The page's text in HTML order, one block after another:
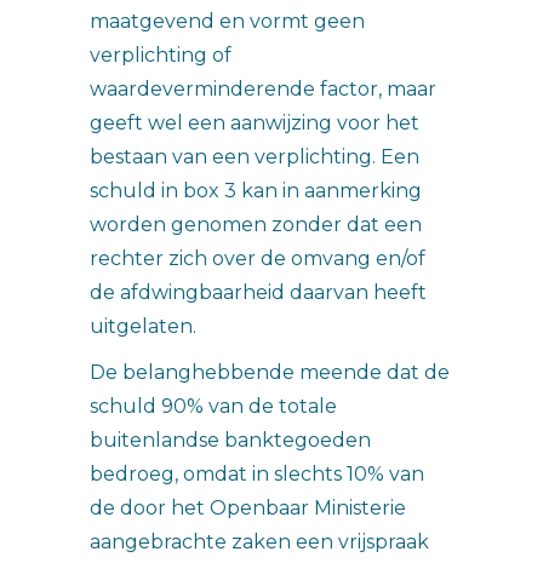
maatgevend en vormt geen
verplichting of
waardeverminderende factor, maar
geeft wel een aanwijzing voor het
bestaan van een verplichting. Een
schuld in box 3 kan in aanmerking
worden genomen zonder dat een
rechter zich over de omvang en/of
de afdwingbaarheid daarvan heeft
uitgelaten.
De belanghebbende meende dat de
schuld 90% van de totale
buitenlandse banktegoeden
bedroeg, omdat in slechts 10% van
de door het Openbaar Ministerie
aangebrachte zaken een vrijspraak